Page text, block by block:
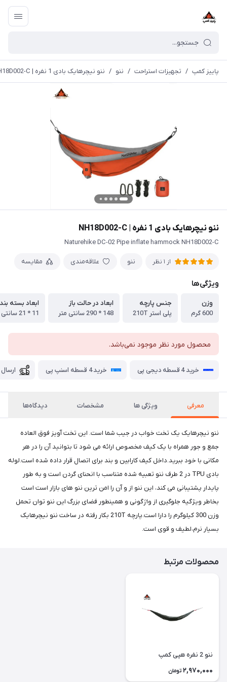
پاییز کمپ / تجهیزات استراحت / ننو / ننو نیچرهایک بادی 1 نفره | NH18D002-C
ننو نیچرهایک بادی 1 نفره | NH18D002-C
Naturehike DC-02 Pipe inflate hammock NH18D002-C
از 1 نظر ننو علاقه‌مندی مقایسه
ویژگی‌ها
وزن
600 گرم
جنس پارچه
پلی استر 210T
ابعاد در حالت باز
148 * 290 سانتی متر
ابعاد بسته
11 * 21 سانتی متر
محصول مورد نظر موجود نمی‌باشد.
خرید 4 قسطه دیجی پی خرید 4 قسطه اسنپ پی
معرفی ویژگی ها مشخصات دیدگاه‌ها
ننو نیچرهایک یک تخت خواب در جیب شما است. این تخت آویز فوق العاده
جمع و جور همراه با یک کیف مخصوص ارائه می شود تا بتوانید آن را در هر
مکانی با خود ببرید.داخل کیف کارابین و بند برای اتصال قرار داده شده است.لوله
بادی TPU در 2 طرف ننو تعبیه شده متناسب با انحنای گردن است و به طور
پایدار پشتیبانی می کند، این ننو از و آن را امن ترین ننو های بازار است است
بخاطر ویژگیه جلوگیری از واژگونی و همینطور فضای بزرگ این ننو توان تحمل
وزن 300 کیلوگرم را دارا است.پارچه 210T بکار رفته در ساخت ننو نیچرهایک
بسیار نرم،لطیف و قوی است.
محصولات مرتبط
ننو 2 نفره هپی کمپ
2,970,000 تومان